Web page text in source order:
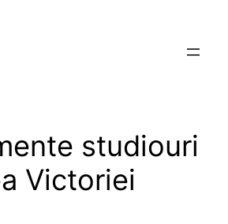
studiouri
Victoriei